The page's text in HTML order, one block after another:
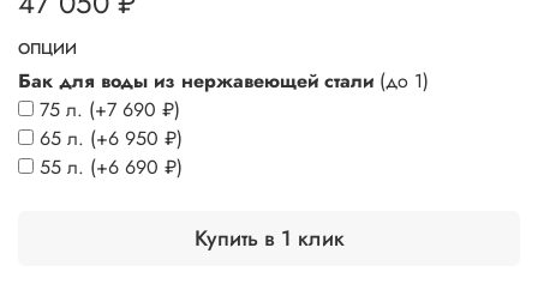
Купить в 1 клик
ОПЦИИ
Бак для воды из нержавеющей стали (до 1)
75 л. (+7 690 ₽)
65 л. (+6 950 ₽)
55 л. (+6 690 ₽)